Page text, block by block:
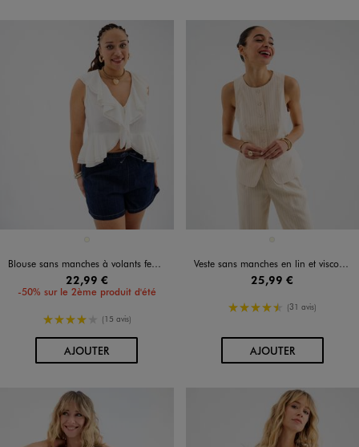
Blouse sans manches à volants femme grande taille
22,99 €
-50% sur le 2ème produit d'été
4/5 de moyenne
(15 avis)
AJOUTERAU PANIER
Veste sans manches en lin et viscose rayée femme
25,99 €
4.5/5 de moyenne
(31 avis)
AJOUTERAU PANIER